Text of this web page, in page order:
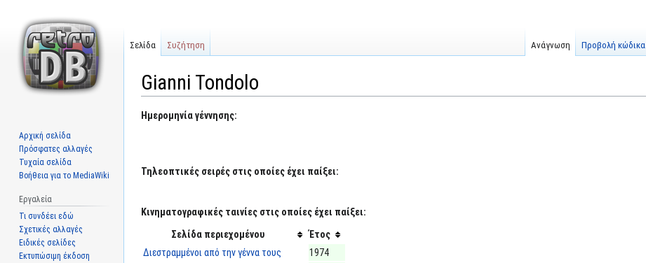
Gianni Tondolo
Μετάβαση
Πήδηση
Ημερομηνία γέννησης:
Τηλεοπτικές σειρές στις οποίες έχει παίξει:
Κινηματογραφικές ταινίες στις οποίες έχει παίξει:
Σελίδα περιεχομένου
Έτος
Διεστραμμένοι από την γέννα τους
1974
Σελίδα Συζήτηση Ανάγνωση Προβολή κώδικα
Αρχική σελίδα
Πρόσφατες αλλαγές
Τυχαία σελίδα
Βοήθεια για το MediaWiki
Εργαλεία
Τι συνδέει εδώ
Σχετικές αλλαγές
Ειδικές σελίδες
Εκτυπώσιμη έκδοση